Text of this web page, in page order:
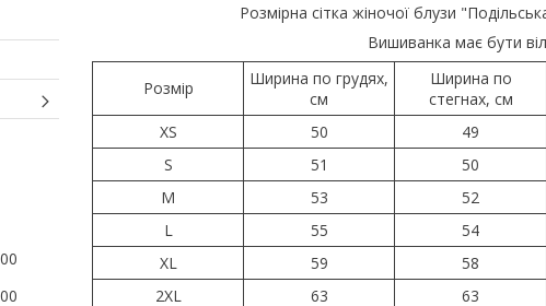
Розмірна сітка жіночої блузи
Вишиванка має бути
Розмір
Ширина по грудях,
см
Ширина по
стегнах, см
XS
50 49
S
51 50
M
53 52
L
55 54
XL
59 58
2XL
63 63